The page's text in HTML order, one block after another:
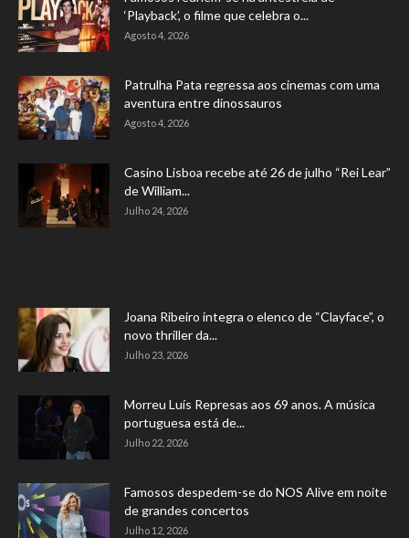
‘Playback’, o filme que celebra o...
Agosto 4, 2026
Patrulha Pata regressa aos cinemas com uma
aventura entre dinossauros
Agosto 4, 2026
Casino Lisboa recebe até 26 de julho “Rei Lear”
de William...
Julho 24, 2026
Joana Ribeiro integra o elenco de “Clayface”, o
novo thriller da...
Julho 23, 2026
Morreu Luís Represas aos 69 anos. A música
portuguesa está de...
Julho 22, 2026
Famosos despedem-se do NOS Alive em noite
de grandes concertos
Julho 12, 2026